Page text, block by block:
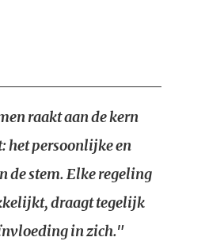
raakt aan de kern
het persoonlijke en
de stem. Elke regeling
draagt tegelijk
in zich."